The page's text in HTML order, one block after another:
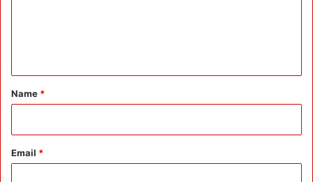
’
दु
ल
ने
या
जा
*
Name *
Email *